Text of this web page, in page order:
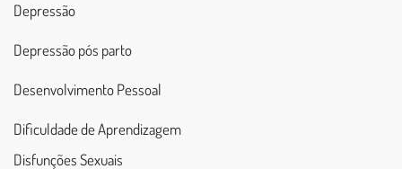
Depressão
Depressão pós parto
Desenvolvimento Pessoal
Dificuldade de Aprendizagem
Disfunções Sexuais